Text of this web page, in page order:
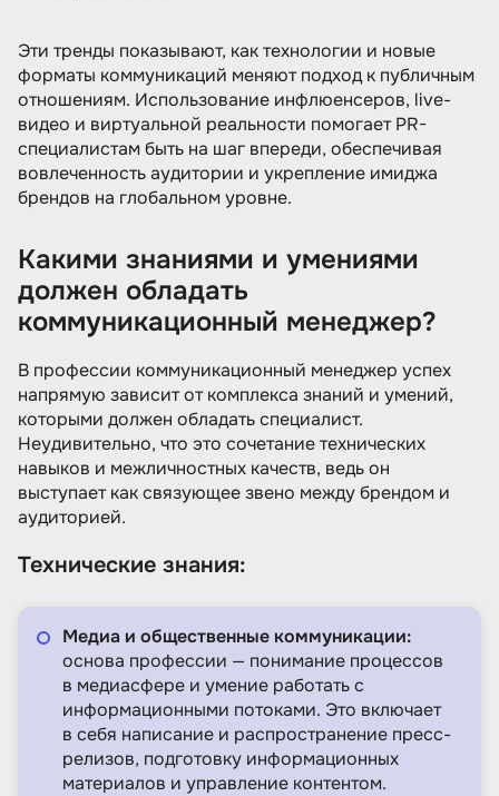
Эти тренды показывают, как технологии и новые
форматы коммуникаций меняют подход к публичным
отношениям. Использование инфлюенсеров, live-
видео и виртуальной реальности помогает PR-
специалистам быть на шаг впереди, обеспечивая
вовлеченность аудитории и укрепление имиджа
брендов на глобальном уровне.
Какими знаниями и умениями
должен обладать
коммуникационный менеджер?
В профессии коммуникационный менеджер успех
напрямую зависит от комплекса знаний и умений,
которыми должен обладать специалист.
Неудивительно, что это сочетание технических
навыков и межличностных качеств, ведь он
выступает как связующее звено между брендом и
аудиторией.
Технические знания:
Медиа и общественные коммуникации:
основа профессии — понимание процессов
в медиасфере и умение работать с
информационными потоками. Это включает
в себя написание и распространение пресс-
релизов, подготовку информационных
материалов и управление контентом.